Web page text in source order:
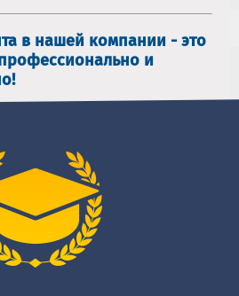
в нашей компании - это
и